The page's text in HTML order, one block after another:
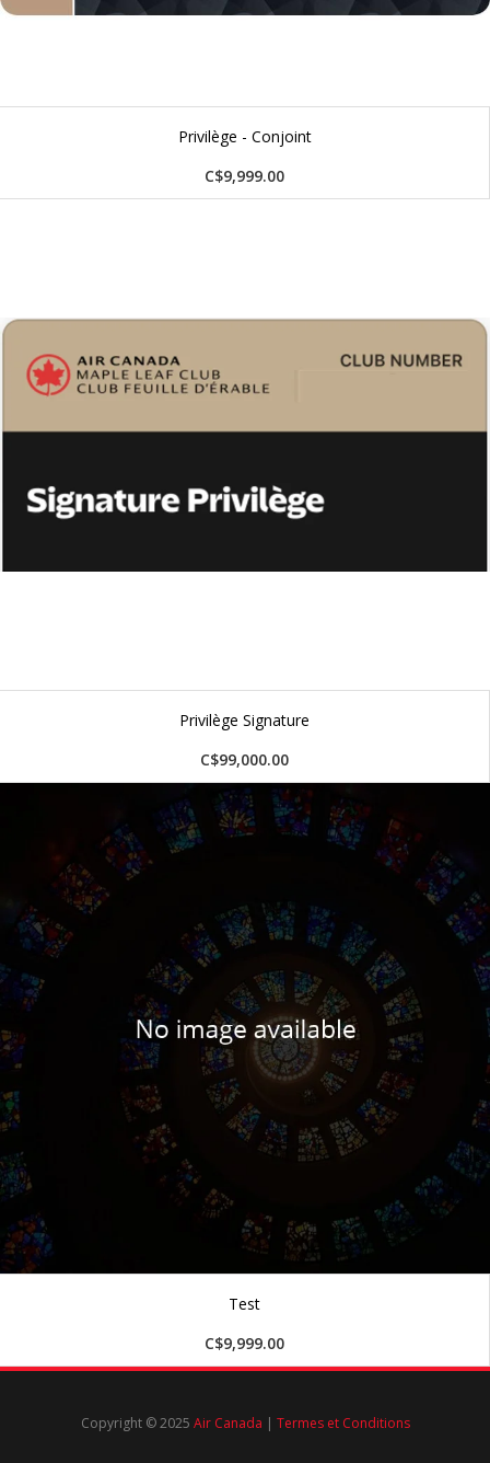
Privilège - Conjoint
C$9,999.00
Privilège Signature
C$99,000.00
Test
C$9,999.00
Copyright © 2025 Air Canada | Termes et Conditions